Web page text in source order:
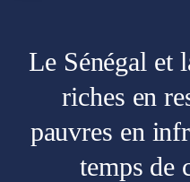
Le Sénégal et
riches en
pauvres en
temps de